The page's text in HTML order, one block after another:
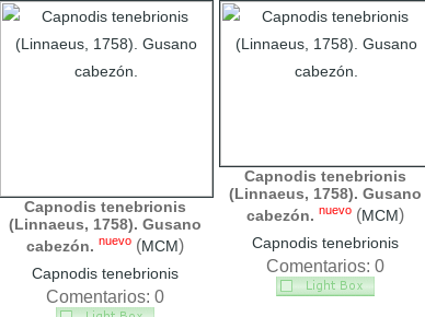
Capnodis tenebrionis
(Linnaeus, 1758). Gusano
cabezón. nuevo(MCM)
Capnodis tenebrionis
Comentarios: 0
Capnodis tenebrionis
(Linnaeus, 1758). Gusano
cabezón. nuevo(MCM)
Capnodis tenebrionis
Comentarios: 0